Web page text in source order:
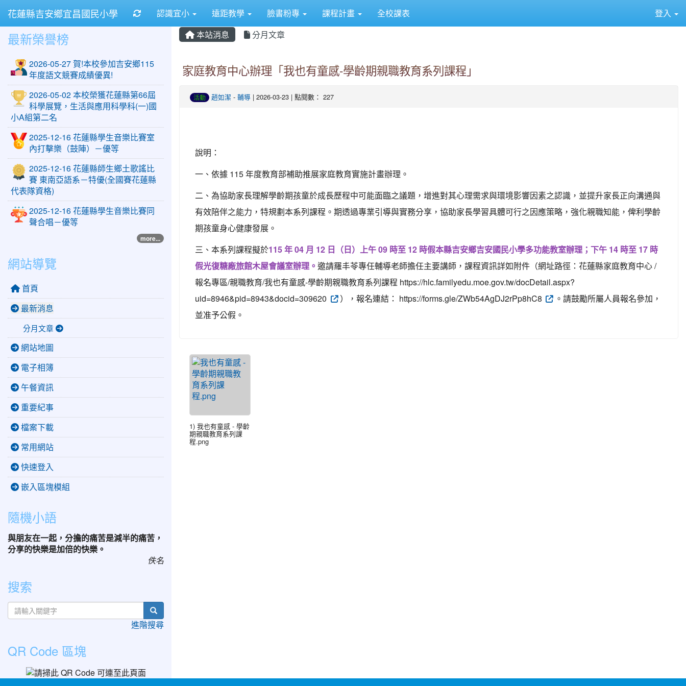
花蓮縣吉安鄉宜昌國民小學 重新取得佈景設定
認識宜小 遠距教學 臉書粉專 課程計畫 全校課表 登入
本站消息 分月文章
家庭教育中心辦理「我也有童感-學齡期親職教育系列課程」
活動 趙如潔 - 輔導 | 2026-03-23 | 點閱數： 227
說明：
一、依據 115 年度教育部補助推展家庭教育實施計畫辦理。
二、為協助家長理解學齡期孩童於成長歷程中可能面臨之議題，增進對其心理需求與環境影響因素之認識，並提升家長正向溝通與
有效陪伴之能力，特規劃本系列課程。期透過專業引導與實務分享，協助家長學習具體可行之因應策略，強化親職知能，俾利學齡
期孩童身心健康發展。
三、本系列課程擬於115 年 04 月 12 日（日）上午 09 時至 12 時假本縣吉安鄉吉安國民小學多功能教室辦理；下午 14 時至 17 時
假光復糖廠旅館木屋會議室辦理。 邀請羅丰苓專任輔導老師擔任主要講師，課程資訊詳如附件（網址路徑：花蓮縣家庭教育中心 /
報名專區/親職教育/我也有童感-學齡期親職教育系列課程 https://hlc.familyedu.moe.gov.tw/docDetail.aspx?
uid=8946&pid=8943&docid=309620
），報名連結： https://forms.gle/ZWb54AgDJ2rPp8hC8
。請鼓勵所屬人員報名參加，
並准予公假。
1) 我也有童感 - 學齡
期親職教育系列課
程.png
最新榮譽榜
2026-05-27 賀!本校參加吉安鄉115
年度語文競賽成績優異!
2026-05-02 本校榮獲花蓮縣第66屆
科學展覽，生活與應用科學科(一)國
小A組第二名
2025-12-16 花蓮縣學生音樂比賽室
內打擊樂（鼓陣）－優等
2025-12-16 花蓮縣師生鄉土歌謠比
賽 東南亞語系－特優(全國賽花蓮縣
代表隊資格)
2025-12-16 花蓮縣學生音樂比賽同
聲合唱－優等
more...
網站導覽
首頁
最新消息
分月文章
網站地圖
電子相簿
午餐資訊
重要紀事
檔案下載
常用網站
快速登入
嵌入區塊模組
隨機小語
與朋友在一起，分擔的痛苦是減半的痛苦，
分享的快樂是加倍的快樂。
佚名
搜索
search
進階搜尋
QR Code 區塊